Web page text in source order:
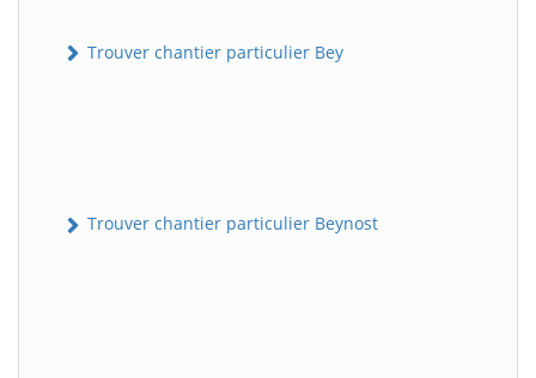
Trouver chantier particulier Bey
Trouver chantier particulier Beynost